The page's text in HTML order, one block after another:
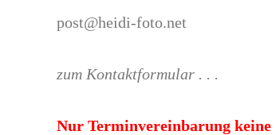
post@heidi-foto.net
zum Kontaktformular . . .
Nur Terminvereinbarung keine